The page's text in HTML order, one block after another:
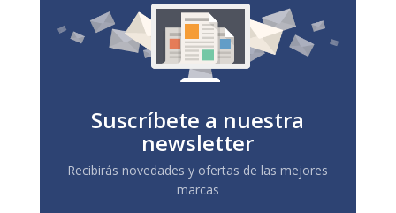
Suscríbete a nuestra
newsletter
Recibirás novedades y ofertas de las mejores
marcas